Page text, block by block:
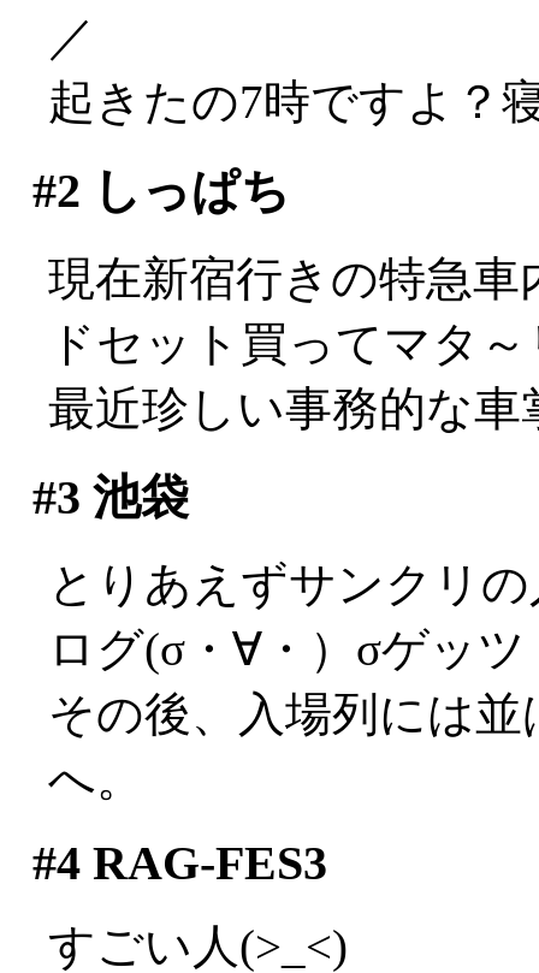
／
起きたの7時ですよ？
#2 しっぱち
現在新宿行きの特急
ドセット買ってマタ
最近珍しい事務的な
#3 池袋
とりあえずサンクリ
ログ(σ・∀・）σゲッツ
その後、入場列には
へ。
#4RAG-FES3
すごい人(>_<)